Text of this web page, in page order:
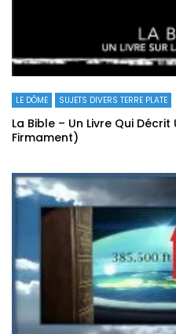
LE DÔME SUJETS DIVERS TERRE PLATE
La Bible – Un Livre Qui
Firmament)